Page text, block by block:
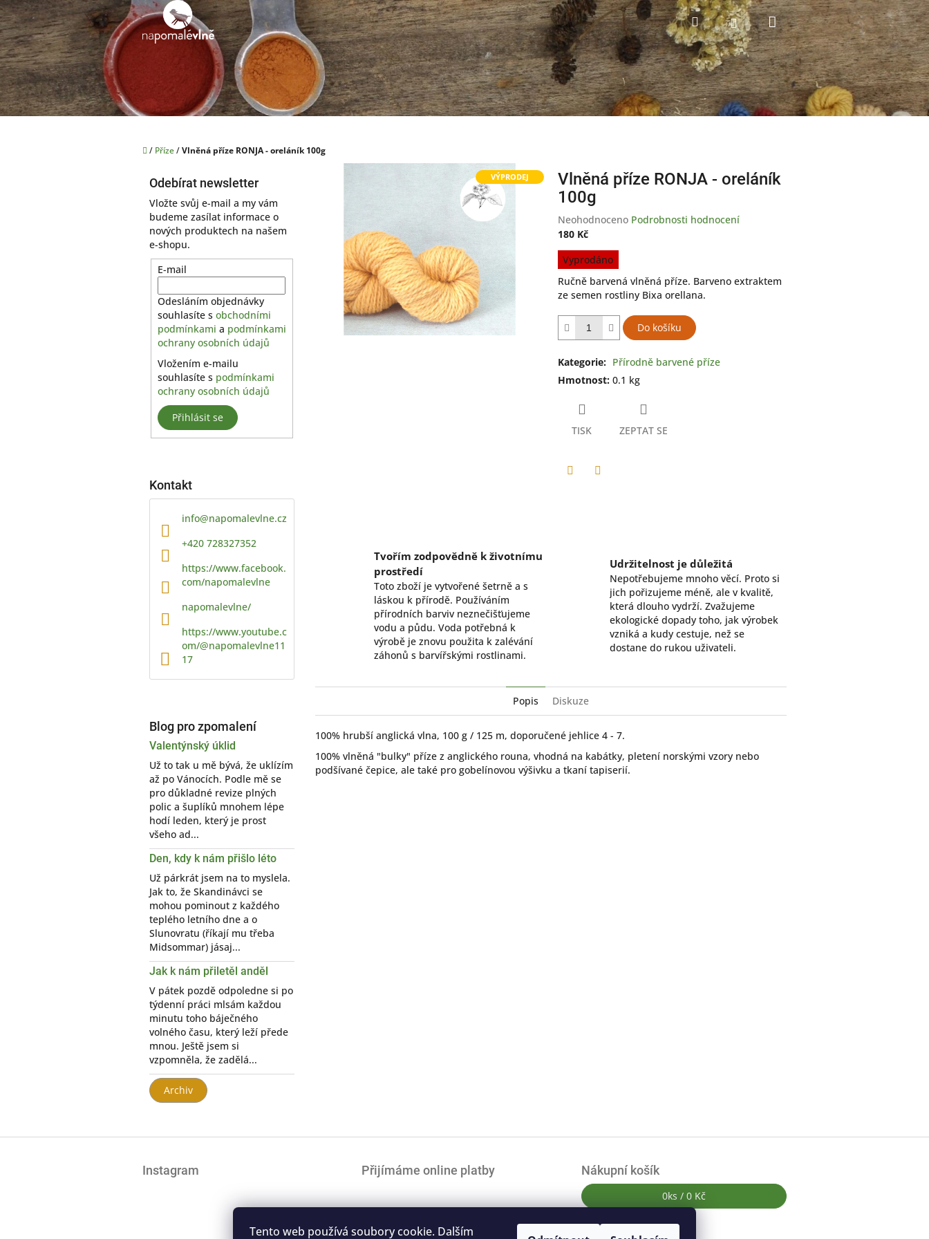
Tento web používá soubory cookie. Dalším
Přejít
na
obsah
HledatPřihlášeníNákupní
košík
Domů
/ Příze/Vlněná příze RONJA - oreláník 100g
Odebírat newsletter
Vložte svůj e-mail a my vám
budeme zasílat informace o
nových produktech na našem
e-shopu.
E-mail
Odesláním objednávky
souhlasíte s obchodními
podmínkami a podmínkami
ochrany osobních údajů
Vložením e-mailu
souhlasíte s podmínkami
ochrany osobních údajů
Přihlásit se
Kontakt
info@napomalevlne.cz
+420 728327352
https://www.facebook.
com/napomalevlne
napomalevlne/
https://www.youtube.c
om/@napomalevlne11
17
Blog pro zpomalení
Valentýnský úklid
Už to tak u mě bývá, že uklízím
až po Vánocích. Podle mě se
pro důkladné revize plných
polic a šuplíků mnohem lépe
hodí leden, který je prost
všeho ad...
Den, kdy k nám přišlo léto
Už párkrát jsem na to myslela.
Jak to, že Skandinávci se
mohou pominout z každého
teplého letního dne a o
Slunovratu (říkají mu třeba
Midsommar) jásaj...
Jak k nám přiletěl anděl
V pátek pozdě odpoledne si po
týdenní práci mlsám každou
minutu toho báječného
volného času, který leží přede
mnou. Ještě jsem si
vzpomněla, že zadělá...
Archiv
VÝPRODEJ
Vlněná příze RONJA - oreláník
100g
Průměrné
hodnocení
je
z
5
hvězdiček.
Neohodnoceno Podrobnosti hodnocení
180 Kč
Měrná
cena:
Vyprodáno
Ručně barvená vlněná příze. Barveno extraktem
ze semen rostliny Bixa orellana.
Do košíku
Kategorie: Přírodně barvené příze
Hmotnost: 0.1 kg
TISK ZEPTAT SE
Tvořím zodpovědně k životnímu
prostředí
Toto zboží je vytvořené šetrně a s
láskou k přírodě. Používáním
přírodních barviv neznečišťujeme
vodu a půdu. Voda potřebná k
výrobě je znovu použita k zalévání
záhonů s barvířskými rostlinami.
Udržitelnost je důležitá
Nepotřebujeme mnoho věcí. Proto si
jich pořizujeme méně, ale v kvalitě,
která dlouho vydrží. Zvažujeme
ekologické dopady toho, jak výrobek
vzniká a kudy cestuje, než se
dostane do rukou uživateli.
Popis Diskuze
100% hrubší anglická vlna, 100 g / 125 m, doporučené jehlice 4 - 7.
100% vlněná "bulky" příze z anglického rouna, vhodná na kabátky, pletení norskými vzory nebo
podšívané čepice, ale také pro gobelínovou výšivku a tkaní tapiserií.
Instagram Přijímáme online platby Nákupní košík
0ks / 0 Kč